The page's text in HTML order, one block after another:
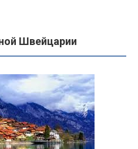
Швейцарии